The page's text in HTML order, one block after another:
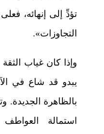
تؤدِّ إلى إنهائه،
التجاوزات».
وإذا كان غياب
يبدو قد شاع في
بالظاهرة الجديدة.
استمالة